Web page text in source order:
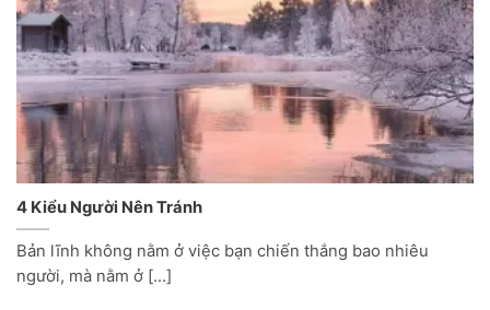
4 Kiểu Người Nên Tránh
Bản lĩnh không nằm ở việc bạn chiến thắng bao nhiêu
người, mà nằm ở [...]